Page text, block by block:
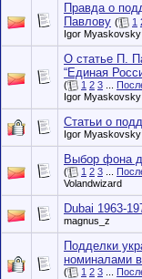
Правда о
Павлову ( 1
Igor Myaskovsky
О статье П.
“Единая
( 1 2 3
Igor Myaskovsky
Статьи о
Igor Myaskovsky
Выбор фона
( 1 2 3
Volandwizard
Dubai 1963-
magnus_z
Подделки
номиналами
( 1 2 3